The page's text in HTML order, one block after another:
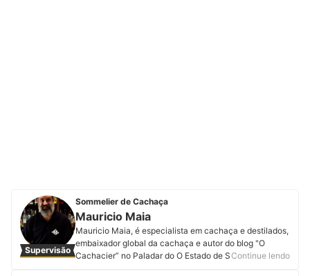
Supervisão
Sommelier de Cachaça
Mauricio Maia
Mauricio Maia, é especialista em cachaça e destilados,
embaixador global da cachaça e autor do blog "O
Cachacier” no Paladar do O Estado de São Paulo. Com
Continue lendo